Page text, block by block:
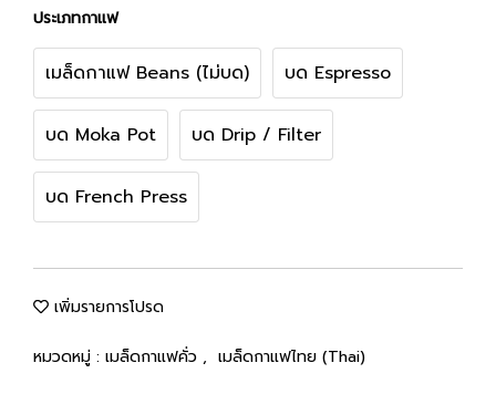
ประเภทกาแฟ
เมล็ดกาแฟ Beans (ไม่บด) บด Espresso
บด Moka Pot บด Drip / Filter
บด French Press
เพิ่มรายการโปรด
หมวดหมู่ : เมล็ดกาแฟคั่ว , เมล็ดกาแฟไทย (Thai)